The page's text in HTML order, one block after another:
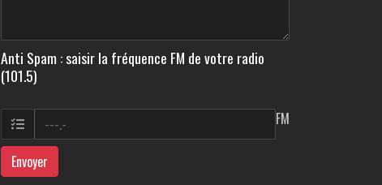
Anti Spam : saisir la fréquence FM de votre radio
(101.5)
FM
Envoyer